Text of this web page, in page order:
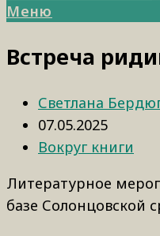
Меню
Встреча
Светлана
07.05.2025
Вокруг книги
Литературное
базе Солонцовской